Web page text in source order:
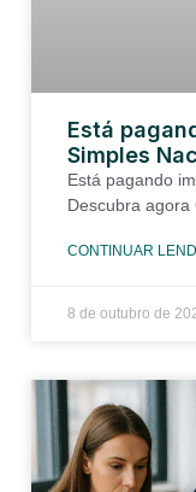
Está
Simples
Está pagando
Descubra agora
CONTINUAR
8 de outubro de